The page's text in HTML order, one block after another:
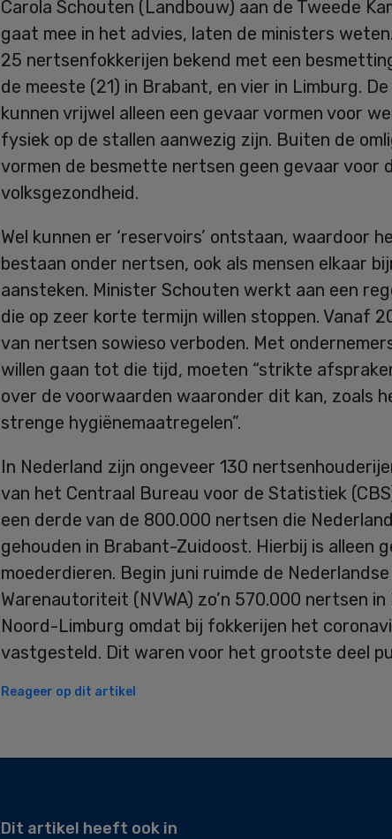
Carola Schouten (Landbouw) aan de Tweede
gaat mee in het advies, laten de ministers
25 nertsenfokkerijen bekend met een
de meeste (21) in Brabant, en vier in Limburg.
kunnen vrijwel alleen een gevaar vormen voor
fysiek op de stallen aanwezig zijn. Buiten de
vormen de besmette nertsen geen gevaar voor
volksgezondheid.
Wel kunnen er ‘reservoirs’ ontstaan, waardoor
bestaan onder nertsen, ook als mensen elkaar
aansteken. Minister Schouten werkt aan een
die op zeer korte termijn willen stoppen. Vanaf
van nertsen sowieso verboden. Met
willen gaan tot die tijd, moeten “strikte
over de voorwaarden waaronder dit kan, zoals
strenge hygiënemaatregelen”.
In Nederland zijn ongeveer 130
van het Centraal Bureau voor de Statistiek
een derde van de 800.000 nertsen die
gehouden in Brabant-Zuidoost. Hierbij is alleen
moederdieren. Begin juni ruimde de
Warenautoriteit (NVWA) zo’n 570.000 nertsen
Noord-Limburg omdat bij fokkerijen het
vastgesteld. Dit waren voor het grootste deel
Reageer op dit artikel
Dit artikel heeft ook in